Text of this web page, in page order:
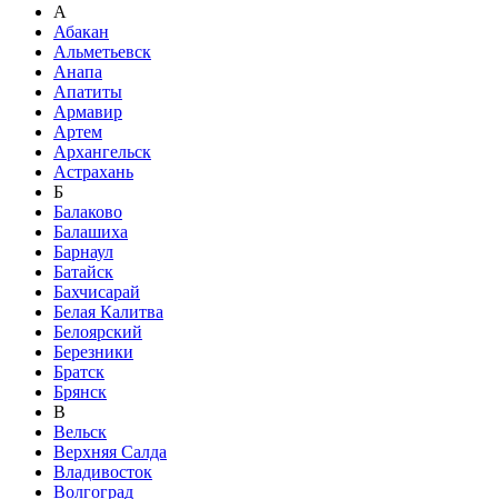
А
Абакан
Альметьевск
Анапа
Апатиты
Армавир
Артем
Архангельск
Астрахань
Б
Балаково
Балашиха
Барнаул
Батайск
Бахчисарай
Белая Калитва
Белоярский
Березники
Братск
Брянск
В
Вельск
Верхняя Салда
Владивосток
Волгоград